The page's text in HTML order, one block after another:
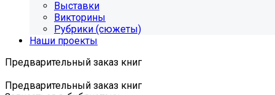
Выставки
Викторины
Рубрики (сюжеты)
Наши проекты
Предварительный заказ книг
Предварительный заказ книг